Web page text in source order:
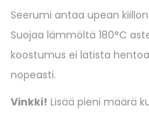
Seerumi antaa upean
Suojaa lämmöltä 180°C
koostumus ei latista
nopeasti.
Vinkki! Lisää pieni määrä